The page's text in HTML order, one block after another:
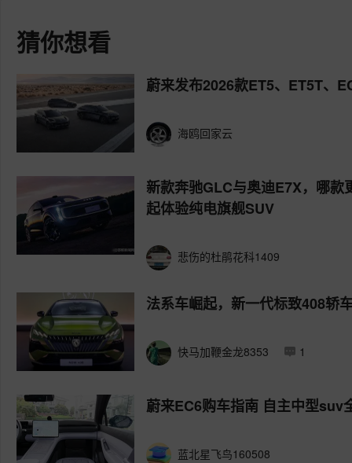
猜你想看
蔚来发布2026款ET5、ET5T、
海鸥回家云
新款奔驰GLC与奥迪E7X，哪
起体验纯电旗舰SUV
悲伤的杜鹃花科1409
法系车崛起，新一代标致408轿
快马加鞭金龙8353 1
蔚来EC6购车指南 自主中型suv
蓝北星飞鸟160508